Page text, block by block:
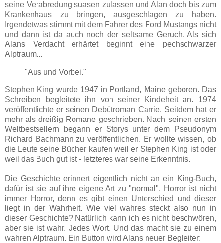
seine Verabredung suasen zulassen und Alan doch bis zum
Krankenhaus zu bringen, ausgeschlagen zu haben.
Irgendetwas stimmt mit dem Fahrer des Ford Mustangs nicht
und dann ist da auch noch der seltsame Geruch. Als sich
Alans Verdacht erhärtet beginnt eine pechschwarzer
Alptraum...
"Aus und Vorbei."
Stephen King wurde 1947 in Portland, Maine geboren. Das
Schreiben begleitete ihn von seiner Kindeheit an. 1974
veröffentlichte er seinen Debütroman Carrie. Seitdem hat er
mehr als dreißig Romane geschrieben. Nach seinen ersten
Weltbestsellern begann er Storys unter dem Pseudonym
Richard Bachmann zu veröffentlichen. Er wollte wissen, ob
die Leute seine Bücher kaufen weil er Stephen King ist oder
weil das Buch gut ist - letzteres war seine Erkenntnis.
Die Geschichte erinnert eigentlich nicht an ein King-Buch,
dafür ist sie auf ihre eigene Art zu "normal". Horror ist nicht
immer Horror, denn es gibt einen Unterschied und dieser
liegt in der Wahrheit. Wie viel wahres steckt also nun in
dieser Geschichte? Natürlich kann ich es nicht beschwören,
aber sie ist wahr. Jedes Wort. Und das macht sie zu einem
wahren Alptraum. Ein Button wird Alans neuer Begleiter: